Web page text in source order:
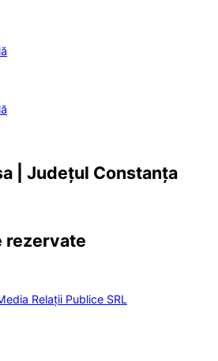
| Județul Constanța
rezervate
Relații Publice SRL